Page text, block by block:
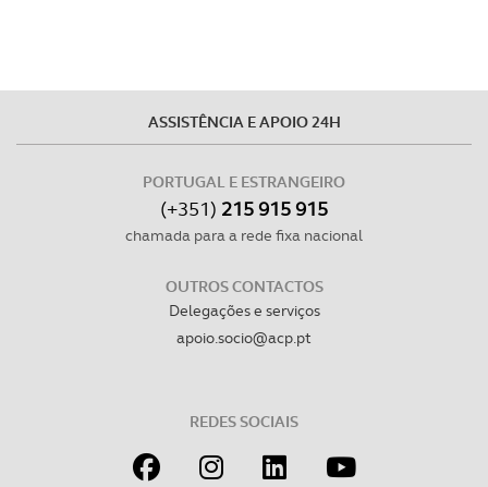
ASSISTÊNCIA E APOIO 24H
PORTUGAL E ESTRANGEIRO
(+351) 215 915 915
chamada para a rede fixa nacional
OUTROS CONTACTOS
Delegações e serviços
apoio.socio@acp.pt
REDES SOCIAIS